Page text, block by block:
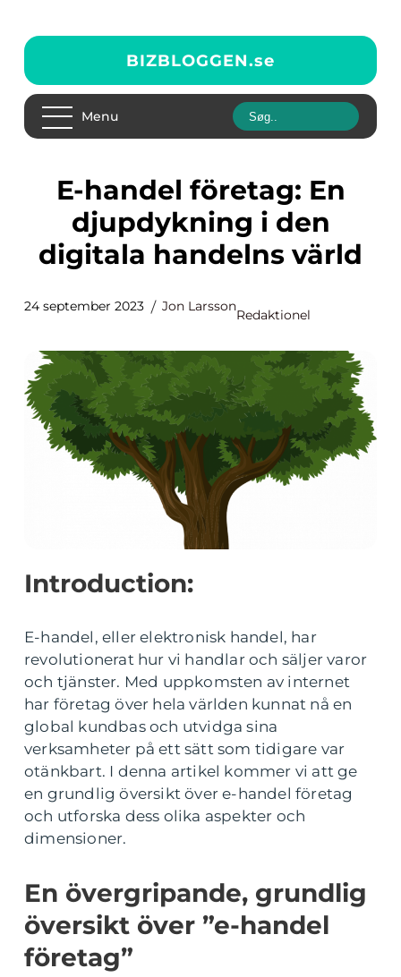
BIZBLOGGEN.se
Menu
E-handel företag: En
djupdykning i den
digitala handelns värld
24 september 2023 Jon Larsson
Redaktionel
Introduction:
E-handel, eller elektronisk handel, har
revolutionerat hur vi handlar och säljer varor
och tjänster. Med uppkomsten av internet
har företag över hela världen kunnat nå en
global kundbas och utvidga sina
verksamheter på ett sätt som tidigare var
otänkbart. I denna artikel kommer vi att ge
en grundlig översikt över e-handel företag
och utforska dess olika aspekter och
dimensioner.
En övergripande, grundlig
översikt över ”e-handel
företag”